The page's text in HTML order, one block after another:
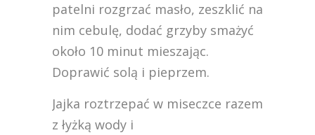
patelni rozgrzać masło, zeszklić na
nim cebulę, dodać grzyby smażyć
około 10 minut mieszając.
Doprawić solą i pieprzem.
Jajka roztrzepać w miseczce razem
z łyżką wody i